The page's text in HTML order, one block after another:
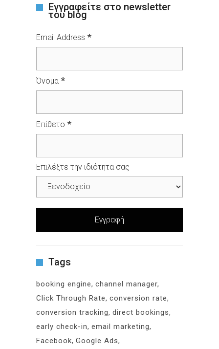
Εγγραφείτε στο newsletter
του blog
Email Address *
Όνομα*
Επίθετο *
Επιλέξτε την ιδιότητα σας
Tags
booking engine channel manager
Click Through Rate conversion rate
conversion tracking direct bookings
early check-in email marketing
Facebook Google Ads